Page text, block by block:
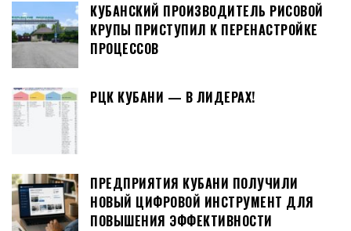
КУБАНСКИЙ ПРОИЗВОДИТЕЛЬ РИСОВОЙ
КРУПЫ ПРИСТУПИЛ К ПЕРЕНАСТРОЙКЕ
ПРОЦЕССОВ
РЦК КУБАНИ — В ЛИДЕРАХ!
ПРЕДПРИЯТИЯ КУБАНИ ПОЛУЧИЛИ
НОВЫЙ ЦИФРОВОЙ ИНСТРУМЕНТ ДЛЯ
ПОВЫШЕНИЯ ЭФФЕКТИВНОСТИ